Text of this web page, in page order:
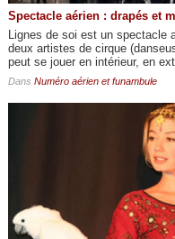
Spectacle aérien : drapés et
Lignes de soi est un spectacle
deux artistes de cirque
peut se jouer en intérieur, en
Dans Numéro aérien et funambule